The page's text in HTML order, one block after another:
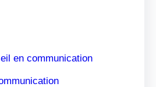
en communication